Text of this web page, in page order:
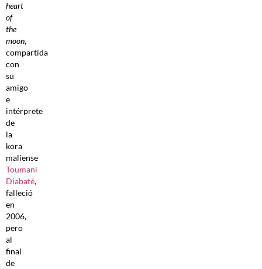
heart
of
the
moon,
compartida
con
su
amigo
e
intérprete
de
la
kora
maliense
Toumani
Diabaté,
falleció
en
2006,
pero
al
final
de